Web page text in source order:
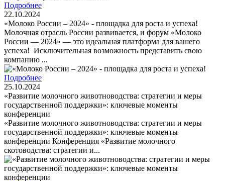
Подробнее
22.10.2024
«Молоко России – 2024» - площадка для роста и успеха!
Молочная отрасль России развивается, и форум «Молоко
России — 2024» — это идеальная платформа для вашего
успеха! Исключительная возможность представить свою
компанию ...
Подробнее
25.10.2024
«Развитие молочного животноводства: стратегии и меры
государственной поддержки»: ключевые моменты
конференции
«Развитие молочного животноводства: стратегии и меры
государственной поддержки»: ключевые моменты
конференции Конференция «Развитие молочного
скотоводства: стратегии и...